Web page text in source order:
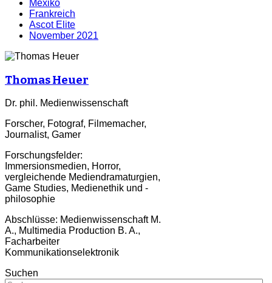
Mexiko
Frankreich
Ascot Elite
November 2021
Thomas Heuer
Dr. phil. Medienwissenschaft
Forscher, Fotograf, Filmemacher,
Journalist, Gamer
Forschungsfelder:
Immersionsmedien, Horror,
vergleichende Mediendramaturgien,
Game Studies, Medienethik und -
philosophie
Abschlüsse: Medienwissenschaft M.
A., Multimedia Production B. A.,
Facharbeiter
Kommunikationselektronik
Suchen